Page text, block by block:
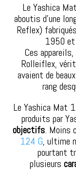
Le Yashica
aboutis d’une
Reflex)
1950 et
Ces
Rolleiflex,
avaient de
rang
Le Yashica Mat
produits par
objectifs. Moins
124 G, ultime
pourtant
plusieurs